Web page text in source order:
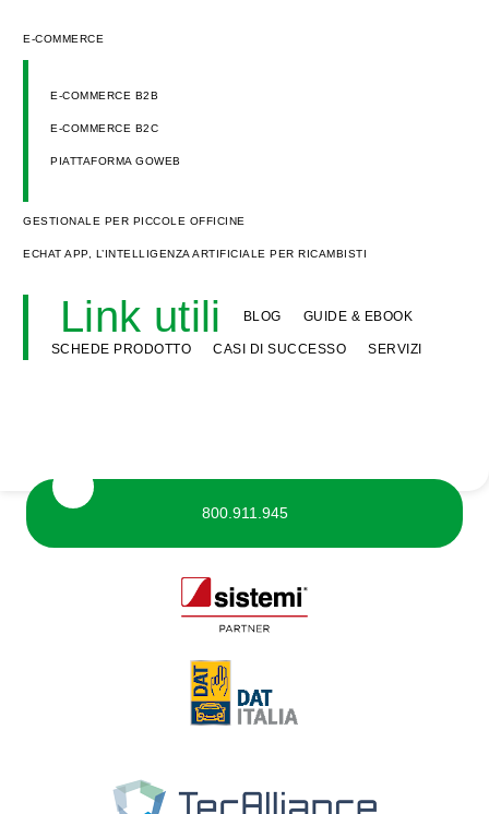
E-COMMERCE
E-COMMERCE B2B
E-COMMERCE B2C
PIATTAFORMA GOWEB
GESTIONALE PER PICCOLE OFFICINE
ECHAT APP, L’INTELLIGENZA ARTIFICIALE PER RICAMBISTI
Link utili BLOG GUIDE & EBOOK
SCHEDE PRODOTTO CASI DI SUCCESSO SERVIZI
800.911.945